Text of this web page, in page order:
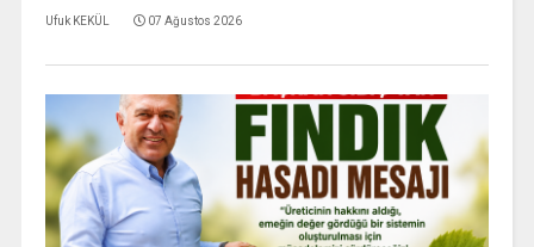
Ufuk KEKÜL 07 Ağustos 2026